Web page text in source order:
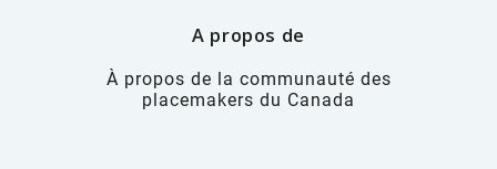
A propos de
À propos de la communauté des
placemakers du Canada